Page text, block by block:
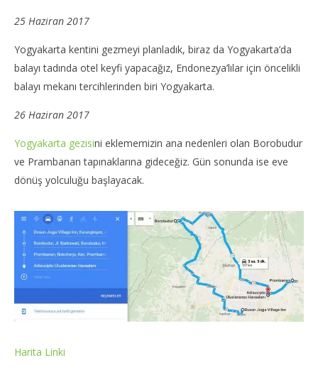
25 Haziran 2017
Yogyakarta kentini gezmeyi planladık, biraz da Yogyakarta’da
balayı tadında otel keyfi yapacağız, Endonezya’lılar için öncelikli
balayı mekanı tercihlerinden biri Yogyakarta.
26 Haziran 2017
Yogyakarta gezisini eklememizin ana nedenleri olan Borobudur
ve Prambanan tapınaklarına gideceğiz. Gün sonunda ise eve
dönüş yolculuğu başlayacak.
Harita Linki